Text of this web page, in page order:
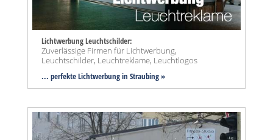
Lichtwerbung Leuchtschilder:
Zuverlässige Firmen für Lichtwerbung,
Leuchtschilder, Leuchtreklame, Leuchtlogos
... perfekte Lichtwerbung in Straubing »